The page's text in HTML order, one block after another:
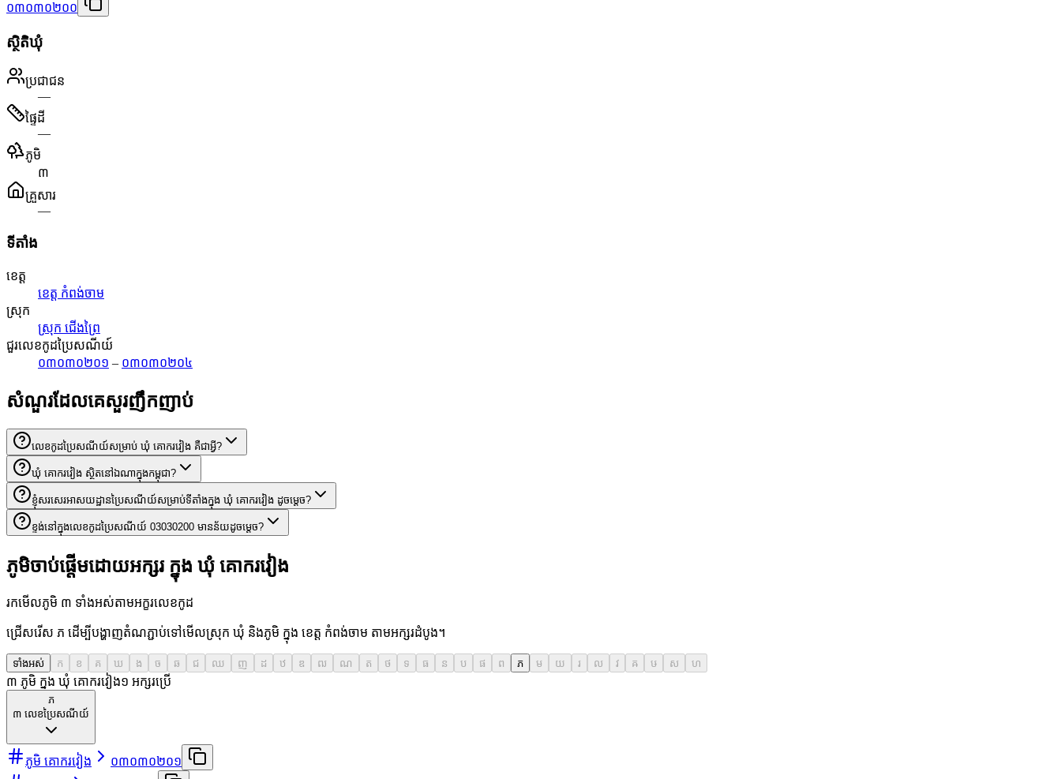
០៣០៣០២០០
ស្ថិតិឃុំ
ប្រជាជន
—
ផ្ទៃដី
—
ភូមិ
៣
គ្រួសារ
—
ទីតាំង
ខេត្ត
ខេត្ត កំពង់ចាម
ស្រុក
ស្រុក ជើងព្រៃ
ជួរលេខកូដប្រៃសណីយ៍
០៣០៣០២០១ – ០៣០៣០២០៤
សំណួរដែលគេសួរញឹកញាប់
លេខកូដប្រៃសណីយ៍សម្រាប់ ឃុំ គោករវៀង គឺជាអ្វី?
ឃុំ គោករវៀង ស្ថិតនៅឯណាក្នុងកម្ពុជា?
ខ្ញុំសរសេរអាសយដ្ឋានប្រៃសណីយ៍សម្រាប់ទីតាំងក្នុង ឃុំ គោករវៀង ដូចម្តេច?
ខ្ទង់នៅក្នុងលេខកូដប្រៃសណីយ៍ 03030200 មានន័យដូចម្តេច?
ភូមិចាប់ផ្តើមដោយអក្សរ ក្នុង ឃុំ គោករវៀង
រកមើលភូមិ ៣ ទាំងអស់តាមអក្ខរលេខកូដ
ជ្រើសរើស ភ ដើម្បីបង្ហាញតំណភ្ជាប់ទៅមើលស្រុក ឃុំ និងភូមិ ក្នុង ខេត្ត កំពង់ចាម តាមអក្សរដំបូង។
ទាំងអស់ ក ខ គ ឃ ង ច ឆ ជ ឈ ញ ដ ឋ ឌ ឍ ណ ត ថ ទ ធ ន ប ផ ព ភ ម យ រ ល វ ឝ ឞ ស ហ
៣ ភូមិ ក្នុង ឃុំ គោករវៀង១ អក្សរប្រើ
ភ
៣ លេខប្រៃសណីយ៍
ភូមិ គោករវៀង ០៣០៣០២០១